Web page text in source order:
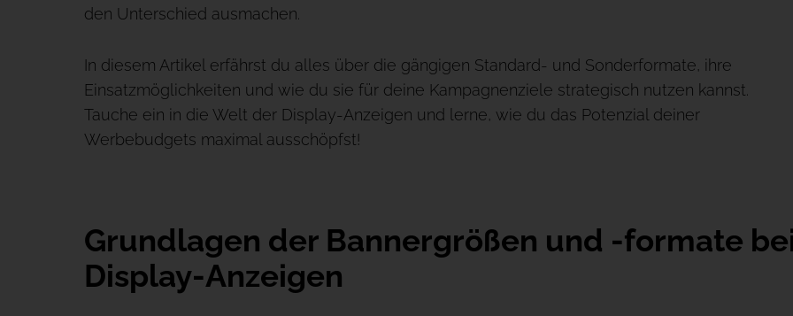
den Unterschied ausmachen.
In diesem Artikel erfährst du alles über die gängigen Standard- und Sonderformate, ihre
Einsatzmöglichkeiten und wie du sie für deine Kampagnenziele strategisch nutzen kannst.
Tauche ein in die Welt der Display-Anzeigen und lerne, wie du das Potenzial deiner
Werbebudgets maximal ausschöpfst!
Grundlagen der Bannergrößen und -formate
Display-Anzeigen